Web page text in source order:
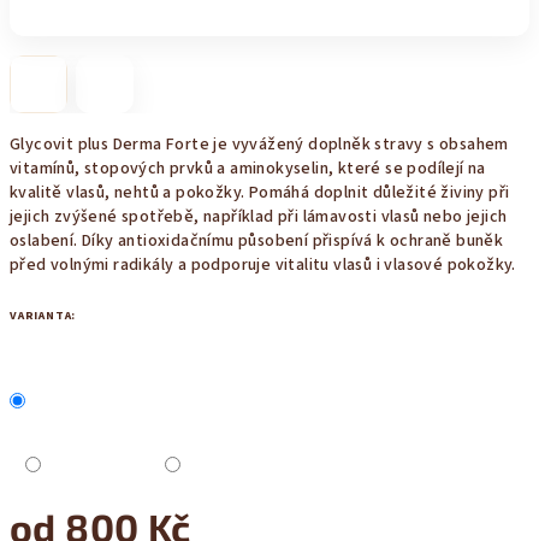
Glycovit plus Derma Forte je vyvážený doplněk stravy s obsahem
vitamínů, stopových prvků a aminokyselin, které se podílejí na
kvalitě vlasů, nehtů a pokožky. Pomáhá doplnit důležité živiny při
jejich zvýšené spotřebě, například při lámavosti vlasů nebo jejich
oslabení. Díky antioxidačnímu působení přispívá k ochraně buněk
před volnými radikály a podporuje vitalitu vlasů i vlasové pokožky.
VARIANTA:
od 800 Kč